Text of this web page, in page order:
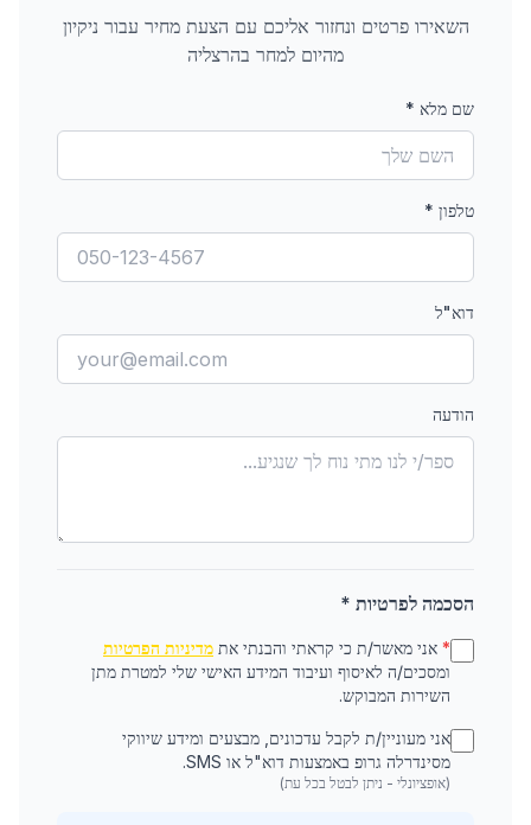
השאירו פרטים ונחזור אליכם עם הצעת מחיר עבור ניקיון
מהיום למחר בהרצליה
שם מלא *
טלפון *
דוא"ל
הודעה
הסכמה לפרטיות *
* אני מאשר/ת כי קראתי והבנתי את מדיניות הפרטיות
ומסכים/ה לאיסוף ועיבוד המידע האישי שלי למטרת מתן
השירות המבוקש.
אני מעוניין/ת לקבל עדכונים, מבצעים ומידע שיווקי
מסינדרלה גרופ באמצעות דוא"ל או SMS.
(אופציונלי - ניתן לבטל בכל עת)